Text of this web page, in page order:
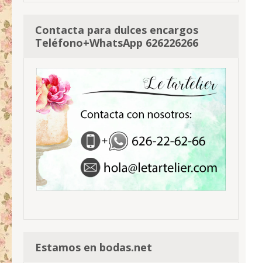
Contacta para dulces encargos
Teléfono+WhatsApp 626226266
Estamos en bodas.net